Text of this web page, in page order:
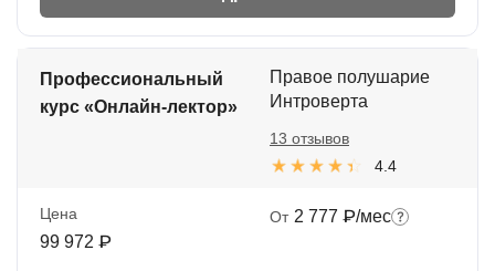
Профессиональный
курс «Онлайн-лектор»
Правое полушарие
Интроверта
4.4
13 отзывов
Цена
99 972 ₽
От 2 777 ₽/мес